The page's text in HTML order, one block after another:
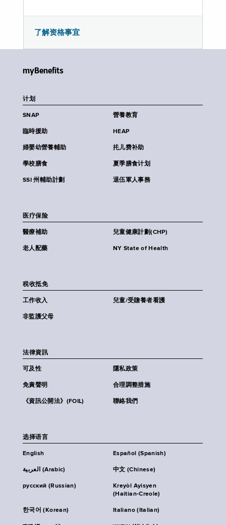
了解资格事宜
myBenefits
计划
SNAP 營養教育
臨時援助 HEAP
婦嬰幼營養輔助 扥儿费补助
學校膳食 夏季膳食计划
SSI 州輔助計劃 退伍軍人事務
医疗保险
醫療補助 兒童健康計劃(CHP)
老人配藥 NY State of Health
税收抵免
工作收入 兒童/受贍養者看護
非監護父母
法律資訊
可及性 隱私政策
免責聲明 合理調整措施
《資訊公開法》(FOIL) 聯絡我們
选择语言
English Español (Spanish)
العربية (Arabic) 中文 (Chinese)
русский (Russian)
Kreyòl Ayisyen
(Haitian-Creole)
한국어 (Korean) Italiano (Italian)